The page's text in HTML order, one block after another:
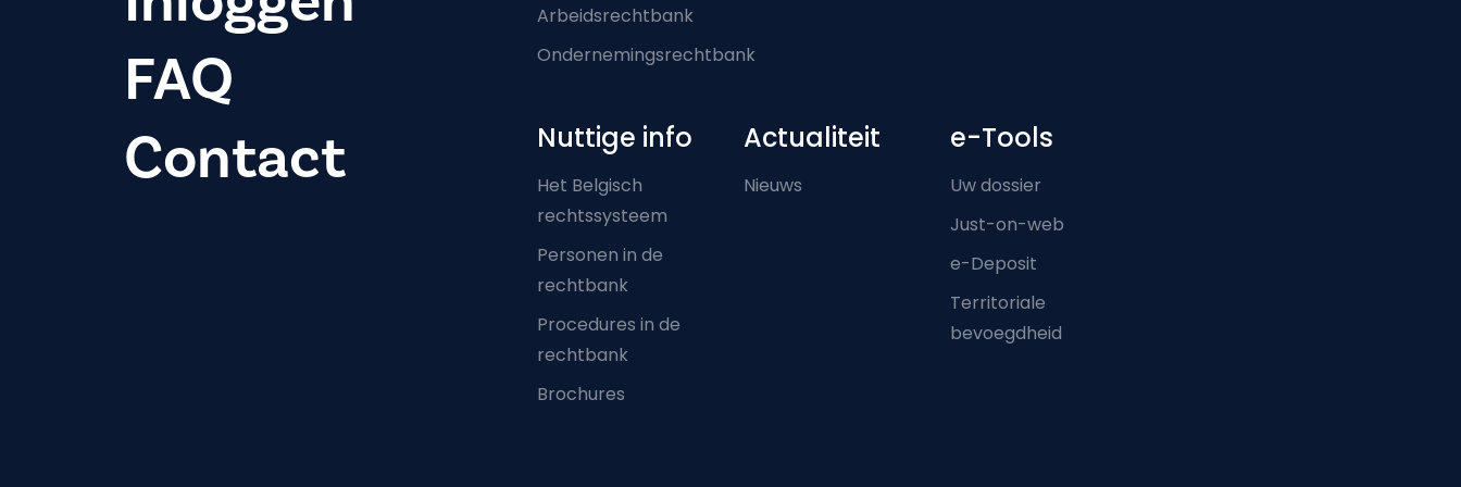
FAQ
Contact
Arbeidsrechtbank
Ondernemingsrechtbank
Nuttige info
Het Belgisch
rechtssysteem
Personen in de
rechtbank
Procedures in de
rechtbank
Brochures
Actualiteit
Nieuws
e-Tools
Uw dossier
Just-on-web
e-Deposit
Territoriale
bevoegdheid